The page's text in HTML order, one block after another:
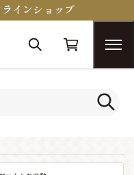
インショップ